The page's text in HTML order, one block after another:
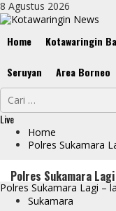
Skip
to
8 Agustus 2026
Menu
Home Kotawaringin
Seruyan Area Borneo
Cari
untuk:
Live
Home
Polres Sukamara
Polres Sukamara
Polres Sukamara Lagi –
Sukamara